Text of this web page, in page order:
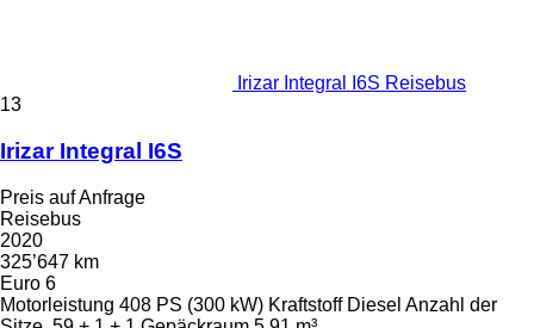
Irizar Integral I6S Reisebus
13
Irizar Integral I6S
Preis auf Anfrage
Reisebus
2020
325’647 km
Euro 6
Motorleistung 408 PS (300 kW) Kraftstoff Diesel Anzahl der